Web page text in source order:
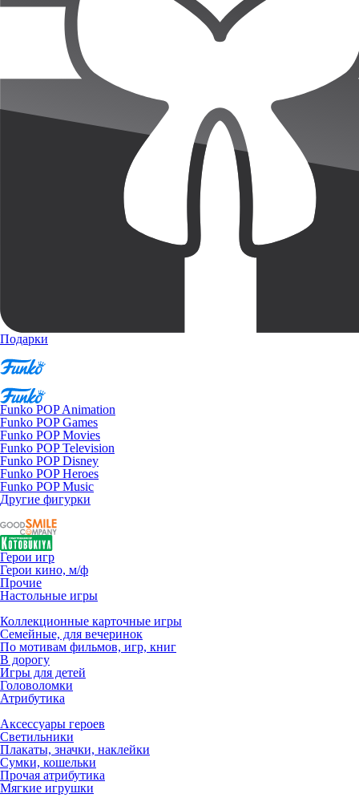
Подарки
Funko POP Animation
Funko POP Games
Funko POP Movies
Funko POP Television
Funko POP Disney
Funko POP Heroes
Funko POP Music
Другие фигурки
Герои игр
Герои кино, м/ф
Прочие
Настольные игры
Коллекционные карточные игры
Семейные, для вечеринок
По мотивам фильмов, игр, книг
В дорогу
Игры для детей
Головоломки
Атрибутика
Аксессуары героев
Светильники
Плакаты, значки, наклейки
Сумки, кошельки
Прочая атрибутика
Мягкие игрушки